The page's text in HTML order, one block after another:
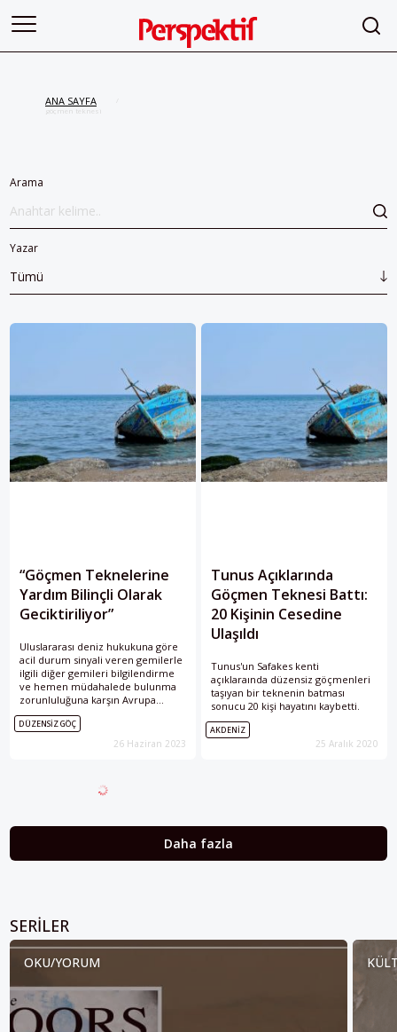
ANA SAYFA
göçmen teknesi
Arama
Yazar
Tümü
“Göçmen Teknelerine
Yardım Bilinçli Olarak
Geciktiriliyor”
Uluslararası deniz hukukuna göre
acil durum sinyali veren gemilerle
ilgili diğer gemileri bilgilendirme
ve hemen müdahalede bulunma
zorunluluğuna karşın Avrupa
ülkelerinin bu protokolü yerine
getirmeyerek bilinçli şekilde
göçmen teknelerine yardımı
DÜZENSIZ GÖÇ
26 Haziran 2023
Tunus Açıklarında
Göçmen Teknesi Battı:
20 Kişinin Cesedine
Ulaşıldı
Tunus'un Safakes kenti
açıklaraında düzensiz göçmenleri
taşıyan bir teknenin batması
sonucu 20 kişi hayatını kaybetti.
AKDENIZ
25 Aralık 2020
Daha fazla
OKU/YORUM